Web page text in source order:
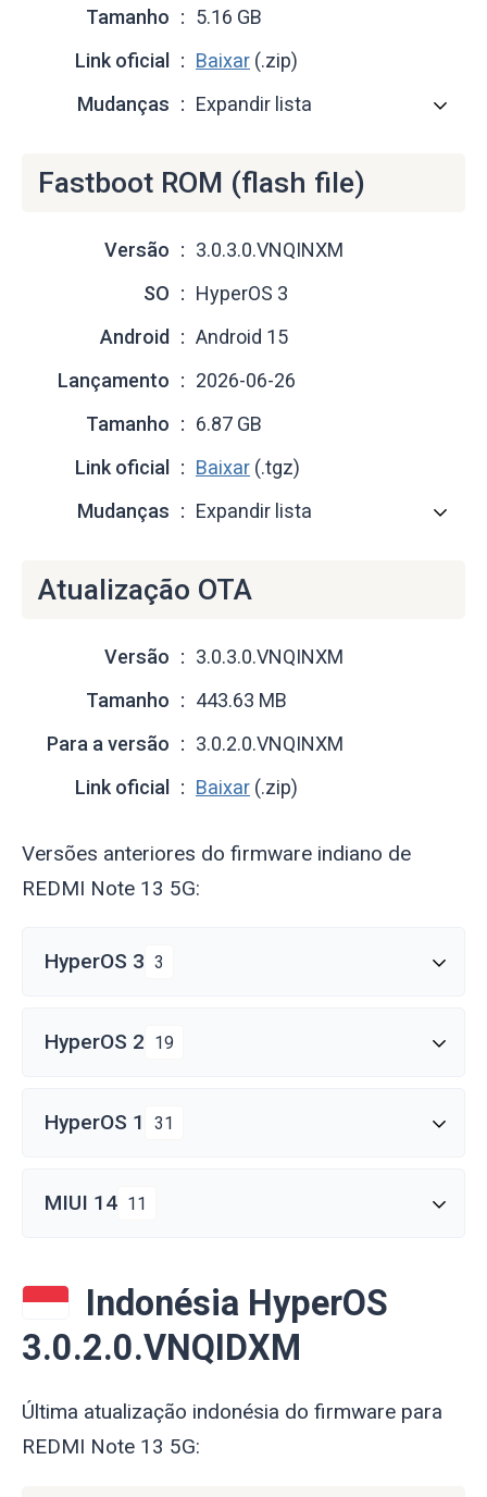
Tamanho
5.16 GB
Link oficial
Baixar (.zip)
Mudanças
Expandir lista
Fastboot ROM (flash file)
Versão
3.0.3.0.VNQINXM
SO
HyperOS 3
Android
Android 15
Lançamento
2026-06-26
Tamanho
6.87 GB
Link oficial
Baixar (.tgz)
Mudanças
Expandir lista
Atualização OTA
Versão
3.0.3.0.VNQINXM
Tamanho
443.63 MB
Para a versão
3.0.2.0.VNQINXM
Link oficial
Baixar (.zip)
Versões anteriores do firmware indiano de
REDMI Note 13 5G:
HyperOS 3 3
HyperOS 2 19
HyperOS 1 31
MIUI 14 11
Indonésia HyperOS
3.0.2.0.VNQIDXM
Última atualização indonésia do firmware para
REDMI Note 13 5G: